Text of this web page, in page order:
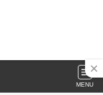
MENU